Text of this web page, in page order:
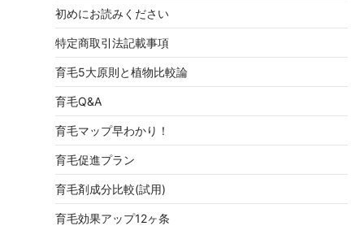
初めにお読みください
特定商取引法記載事項
育毛5大原則と植物比較論
育毛Q&A
育毛マップ早わかり！
育毛促進プラン
育毛剤成分比較(試用)
育毛効果アップ12ヶ条